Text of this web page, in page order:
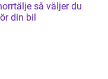
väljer du
din bil